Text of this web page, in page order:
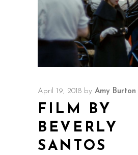
April 19, 2018 by Amy Burton
FILM BY
BEVERLY
SANTOS